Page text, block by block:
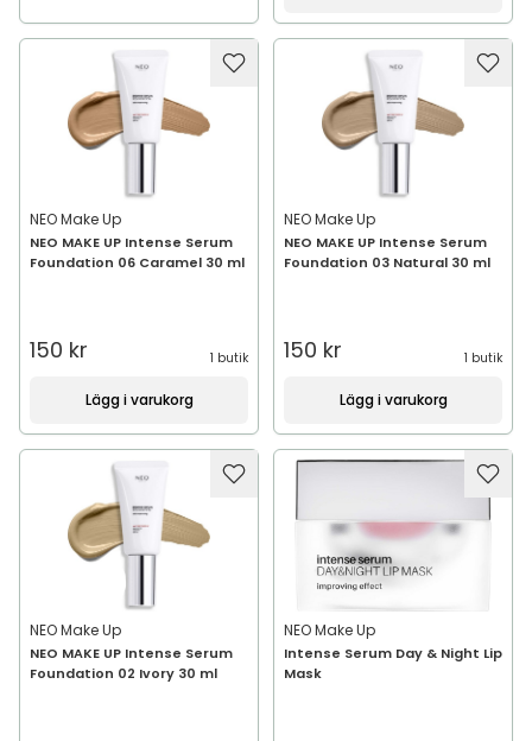
NEO Make Up
NEO MAKE UP Intense Serum
Foundation 06 Caramel 30 ml
150 kr 1 butik
Lägg i varukorg
NEO Make Up
NEO MAKE UP Intense Serum
Foundation 03 Natural 30 ml
150 kr 1 butik
Lägg i varukorg
NEO Make Up
NEO MAKE UP Intense Serum
Foundation 02 Ivory 30 ml
NEO Make Up
Intense Serum Day & Night Lip
Mask